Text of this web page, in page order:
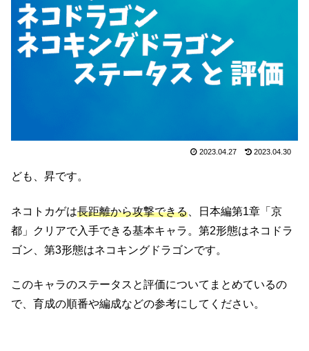
2023.04.27 2023.04.30
ども、昇です。
ネコトカゲは長距離から攻撃できる 、日本編第1章「京
都」クリアで入手できる基本キャラ。第2形態はネコドラ
ゴン、第3形態はネコキングドラゴンです。
このキャラのステータスと評価についてまとめているの
で、育成の順番や編成などの参考にしてください。